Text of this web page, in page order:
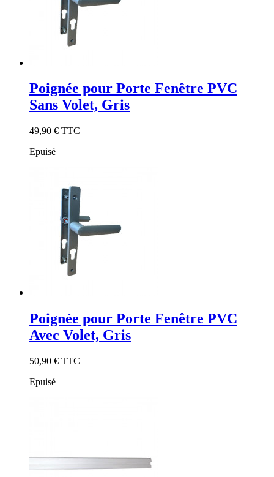
Poignée pour Porte Fenêtre PVC
Sans Volet, Gris
49,90 € TTC
Epuisé
Poignée pour Porte Fenêtre PVC
Avec Volet, Gris
50,90 € TTC
Epuisé